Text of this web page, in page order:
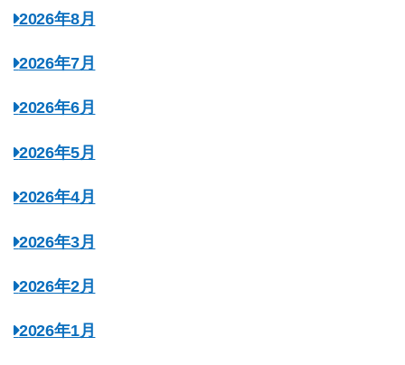
2026年8月
2026年7月
2026年6月
2026年5月
2026年4月
2026年3月
2026年2月
2026年1月